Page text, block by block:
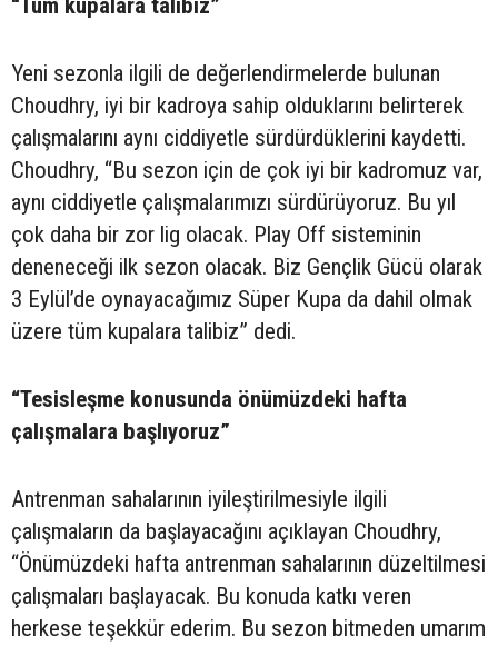
“Tüm kupalara talibiz”
Yeni sezonla ilgili de değerlendirmelerde bulunan
Choudhry, iyi bir kadroya sahip olduklarını belirterek
çalışmalarını aynı ciddiyetle sürdürdüklerini kaydetti.
Choudhry, “Bu sezon için de çok iyi bir kadromuz var,
aynı ciddiyetle çalışmalarımızı sürdürüyoruz. Bu yıl
çok daha bir zor lig olacak. Play Off sisteminin
deneneceği ilk sezon olacak. Biz Gençlik Gücü olarak
3 Eylül’de oynayacağımız Süper Kupa da dahil olmak
üzere tüm kupalara talibiz” dedi.
“Tesisleşme konusunda önümüzdeki hafta
çalışmalara başlıyoruz”
Antrenman sahalarının iyileştirilmesiyle ilgili
çalışmaların da başlayacağını açıklayan Choudhry,
“Önümüzdeki hafta antrenman sahalarının düzeltilmesi
çalışmaları başlayacak. Bu konuda katkı veren
herkese teşekkür ederim. Bu sezon bitmeden umarım